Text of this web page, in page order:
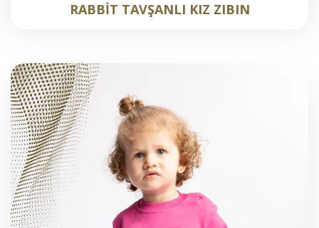
RABBİT TAVŞANLI KIZ ZIBIN